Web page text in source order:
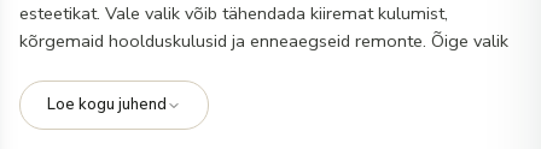
esteetikat. Vale valik võib tähendada kiiremat kulumist,
kõrgemaid hoolduskulusid ja enneaegseid remonte. Õige valik
kasutusmugavuse kogu hoonele.
Loe kogu juhend